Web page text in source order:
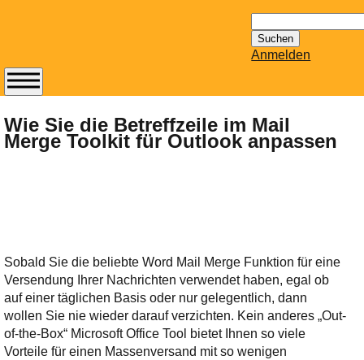
nach:
Anmelden
Wie Sie die Betreffzeile im Mail
Merge Toolkit für Outlook anpassen
Sobald Sie die beliebte Word Mail Merge Funktion für eine
Versendung Ihrer Nachrichten verwendet haben, egal ob
auf einer täglichen Basis oder nur gelegentlich, dann
wollen Sie nie wieder darauf verzichten. Kein anderes „Out-
of-the-Box“ Microsoft Office Tool bietet Ihnen so viele
Vorteile für einen Massenversand mit so wenigen
Abonnieren Sie den
14-tägig
erscheinenden
Newsletter von
bereithält!
Wie z.B. Outlook,
GMail, Thunderbird
oder auch
KuNoMail, usw.